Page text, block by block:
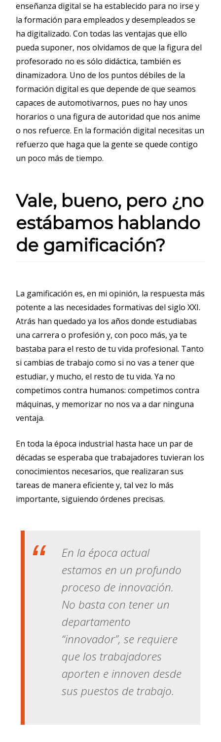
enseñanza digital se ha establecido para no irse y
la formación para empleados y desempleados se
ha digitalizado. Con todas las ventajas que ello
pueda suponer, nos olvidamos de que la figura del
profesorado no es sólo didáctica, también es
dinamizadora. Uno de los puntos débiles de la
formación digital es que depende de que seamos
capaces de automotivarnos, pues no hay unos
horarios o una figura de autoridad que nos anime
o nos refuerce. En la formación digital necesitas un
refuerzo que haga que la gente se quede contigo
un poco más de tiempo.
Vale, bueno, pero ¿no
estábamos hablando
de gamificación?
La gamificación es, en mi opinión, la respuesta más
potente a las necesidades formativas del siglo XXI.
Atrás han quedado ya los años donde estudiabas
una carrera o profesión y, con poco más, ya te
bastaba para el resto de tu vida profesional. Tanto
si cambias de trabajo como si no vas a tener que
estudiar, y mucho, el resto de tu vida. Ya no
competimos contra humanos: competimos contra
máquinas, y memorizar no nos va a dar ninguna
ventaja.
En toda la época industrial hasta hace un par de
décadas se esperaba que trabajadores tuvieran los
conocimientos necesarios, que realizaran sus
tareas de manera eficiente y, tal vez lo más
importante, siguiendo órdenes precisas.
En la época actual
estamos en un profundo
proceso de innovación.
No basta con tener un
departamento
“innovador”, se requiere
que los trabajadores
aporten e innoven desde
sus puestos de trabajo.